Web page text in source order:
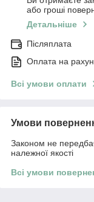
або гроші
Детальніше
Післяплата
Оплата на
Всі умови оплати
Умови
Законом не
належної якості
Всі умови